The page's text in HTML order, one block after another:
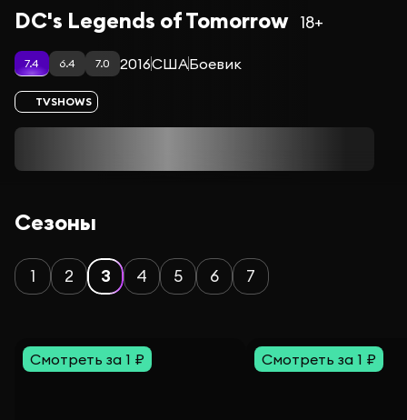
DC's Legends of Tomorrow 18+
7.4 6.4 7.0 2016СШАБоевик
TVSHOWS
Сезоны
1 2 3 4 5 6 7
Смотреть за 1 ₽ Смотреть за 1 ₽